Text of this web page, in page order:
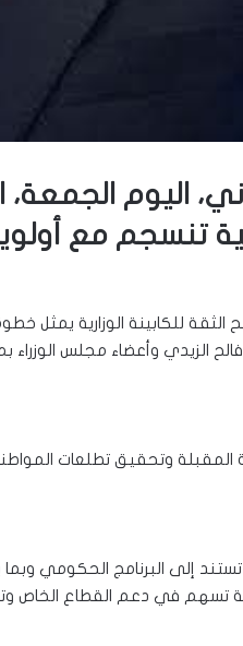
اليوم الجمعة،
تنسجم مع
الثقة للكابينة الوزارية يمثل
الزيدي وأعضاء مجلس
وتحقيق تطلعات
إلى البرنامج الحكومي
تسهم في دعم القطاع الخاص